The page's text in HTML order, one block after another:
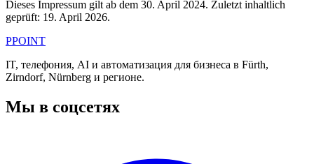
Dieses Impressum gilt ab dem 30. April 2024. Zuletzt inhaltlich
geprüft: 19. April 2026.
PPOINT
IT, телефония, AI и автоматизация для бизнеса в Fürth,
Zirndorf, Nürnberg и регионе.
Мы в соцсетях